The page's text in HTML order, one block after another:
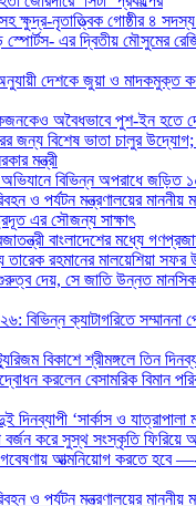
ক্ষুদ্র-নৃতাত্ত্বিক গোষ্ঠীর ৪
এর দ্বিতীয় মৌসুমের
অনুযায়ী দেশকে জুয়া ও মাদকমুক্ত
অবৈধভাবে পুশ-ইন হতে
জন্য বিশেষ ভাতা চালুর উদ্যোগ;
মন্ত্রী
অভিযানে বিভিন্ন অপরাধে জড়িত
ও পর্যটন মন্ত্রণালয়ের মাননীয়
এর সৌজন্য সাক্ষাৎ
বাংলাদেশের মধ্যে
তারেক রহমানের মালয়েশিয়া সফর
দেয়, সে জাতি উন্নত
বিভিন্ন ক্যাটাগরিতে সম্মাননা
বিকাশে শ্রীমঙ্গলে তিন
করলেন বেসামরিক বিমান
দিনব্যাপী ‘সার্কাস ও
করে সুস্থ সংস্কৃতি ফিরিয়ে
গবেষণায় আত্মনিয়োগ করতে হবে
ও পর্যটন মন্ত্রণালয়ের মাননীয়